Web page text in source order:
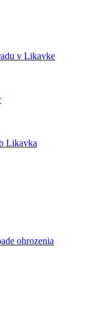
v Likavke
Likavka
ohrozenia